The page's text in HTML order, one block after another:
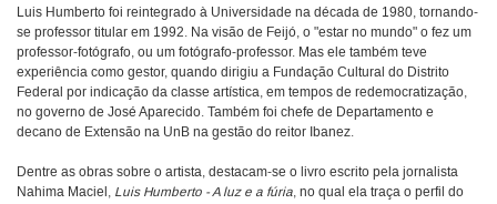
Luis Humberto foi reintegrado à Universidade na década de 1980, tornando-
se professor titular em 1992. Na visão de Feijó, o "estar no mundo" o fez um
professor-fotógrafo, ou um fotógrafo-professor. Mas ele também teve
experiência como gestor, quando dirigiu a Fundação Cultural do Distrito
Federal por indicação da classe artística, em tempos de redemocratização,
no governo de José Aparecido. Também foi chefe de Departamento e
decano de Extensão na UnB na gestão do reitor Ibanez.
Dentre as obras sobre o artista, destacam-se o livro escrito pela jornalista
Nahima Maciel, Luis Humberto - A luz e a fúria, no qual ela traça o perfil do